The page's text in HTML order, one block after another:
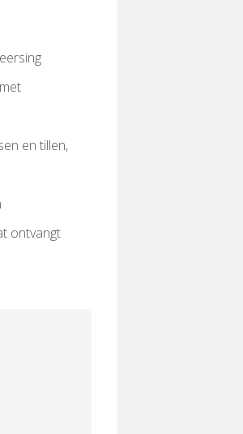
en tillen,
ontvangt